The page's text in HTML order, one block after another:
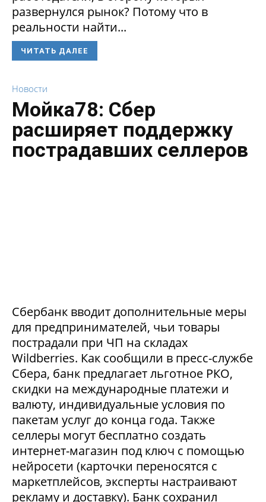
развернулся рынок? Потому что в
реальности найти...
ЧИТАТЬ ДАЛЕЕ
Новости
Мойка78: Сбер
расширяет поддержку
пострадавших селлеров
Сбербанк вводит дополнительные меры
для предпринимателей, чьи товары
пострадали при ЧП на складах
Wildberries. Как сообщили в пресс-службе
Сбера, банк предлагает льготное РКО,
скидки на международные платежи и
валюту, индивидуальные условия по
пакетам услуг до конца года. Также
селлеры могут бесплатно создать
интернет-магазин под ключ с помощью
нейросети (карточки переносятся с
маркетплейсов, эксперты настраивают
рекламу и доставку). Банк сохранил